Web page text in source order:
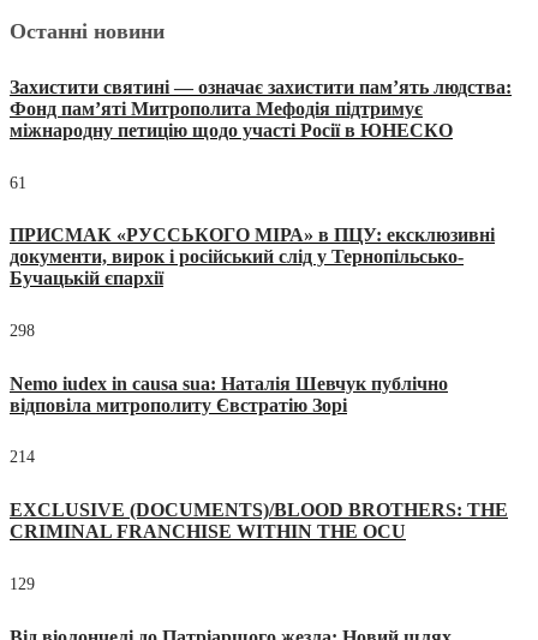
Останні новини
Захистити святині — означає захистити пам’ять людства:
Фонд пам’яті Митрополита Мефодія підтримує
міжнародну петицію щодо участі Росії в ЮНЕСКО
61
ПРИСМАК «РУССЬКОГО МІРА» в ПЦУ: ексклюзивні
документи, вирок і російський слід у Тернопільсько-
Бучацькій єпархії
298
Nemo iudex in causa sua: Наталія Шевчук публічно
відповіла митрополиту Євстратію Зорі
214
EXCLUSIVE (DOCUMENTS)/BLOOD BROTHERS: THE
CRIMINAL FRANCHISE WITHIN THE OCU
129